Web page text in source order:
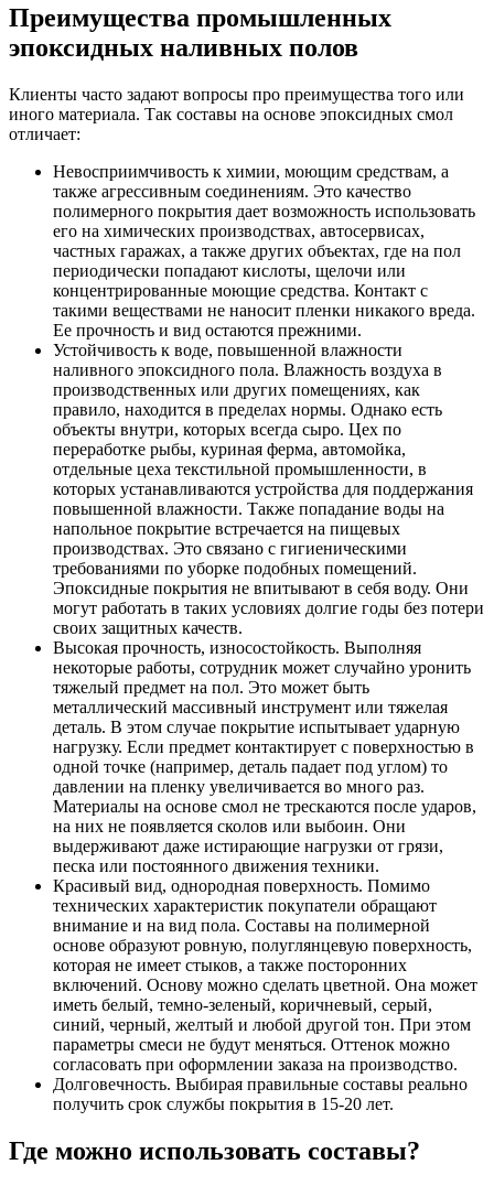
Преимущества промышленных
эпоксидных наливных полов
Клиенты часто задают вопросы про преимущества того или
иного материала. Так составы на основе эпоксидных смол
отличает:
Невосприимчивость к химии, моющим средствам, а
также агрессивным соединениям. Это качество
полимерного покрытия дает возможность использовать
его на химических производствах, автосервисах,
частных гаражах, а также других объектах, где на пол
периодически попадают кислоты, щелочи или
концентрированные моющие средства. Контакт с
такими веществами не наносит пленки никакого вреда.
Ее прочность и вид остаются прежними.
Устойчивость к воде, повышенной влажности
наливного эпоксидного пола. Влажность воздуха в
производственных или других помещениях, как
правило, находится в пределах нормы. Однако есть
объекты внутри, которых всегда сыро. Цех по
переработке рыбы, куриная ферма, автомойка,
отдельные цеха текстильной промышленности, в
которых устанавливаются устройства для поддержания
повышенной влажности. Также попадание воды на
напольное покрытие встречается на пищевых
производствах. Это связано с гигиеническими
требованиями по уборке подобных помещений.
Эпоксидные покрытия не впитывают в себя воду. Они
могут работать в таких условиях долгие годы без потери
своих защитных качеств.
Высокая прочность, износостойкость. Выполняя
некоторые работы, сотрудник может случайно уронить
тяжелый предмет на пол. Это может быть
металлический массивный инструмент или тяжелая
деталь. В этом случае покрытие испытывает ударную
нагрузку. Если предмет контактирует с поверхностью в
одной точке (например, деталь падает под углом) то
давлении на пленку увеличивается во много раз.
Материалы на основе смол не трескаются после ударов,
на них не появляется сколов или выбоин. Они
выдерживают даже истирающие нагрузки от грязи,
песка или постоянного движения техники.
Красивый вид, однородная поверхность. Помимо
технических характеристик покупатели обращают
внимание и на вид пола. Составы на полимерной
основе образуют ровную, полуглянцевую поверхность,
которая не имеет стыков, а также посторонних
включений. Основу можно сделать цветной. Она может
иметь белый, темно-зеленый, коричневый, серый,
синий, черный, желтый и любой другой тон. При этом
параметры смеси не будут меняться. Оттенок можно
согласовать при оформлении заказа на производство.
Долговечность. Выбирая правильные составы реально
получить срок службы покрытия в 15-20 лет.
Где можно использовать составы?